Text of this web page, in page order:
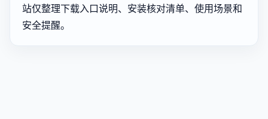
站仅整理下载入口说明、安装核对清单、使用场景和
安全提醒。